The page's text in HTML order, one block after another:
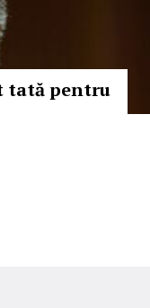
tată pentru